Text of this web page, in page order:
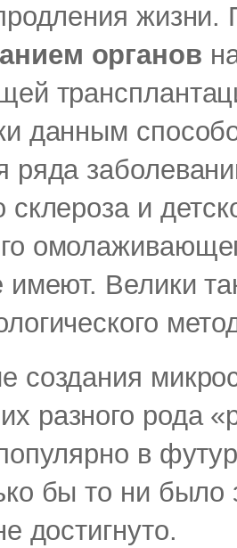
жизни.
органов
данным
ряда
склероза и
имеют. Велики
создания
разного рода
в
бы то ни было
достигнуто.